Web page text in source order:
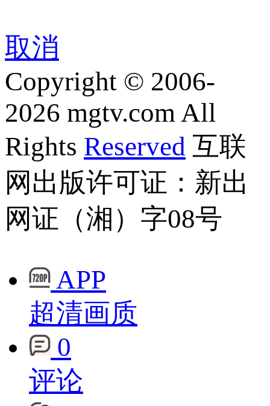
取消
Copyright © 2006-
2026 mgtv.com All
Rights Reserved 互联
网出版许可证：新出
网证（湘）字08号
APP
超清画质
0
评论